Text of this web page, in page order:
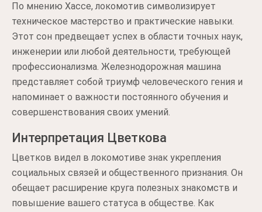
По мнению Хассе, локомотив символизирует
техническое мастерство и практические навыки.
Этот сон предвещает успех в области точных наук,
инженерии или любой деятельности, требующей
профессионализма. Железнодорожная машина
представляет собой триумф человеческого гения и
напоминает о важности постоянного обучения и
совершенствования своих умений.
Интерпретация Цветкова
Цветков видел в локомотиве знак укрепления
социальных связей и общественного признания. Он
обещает расширение круга полезных знакомств и
повышение вашего статуса в обществе. Как